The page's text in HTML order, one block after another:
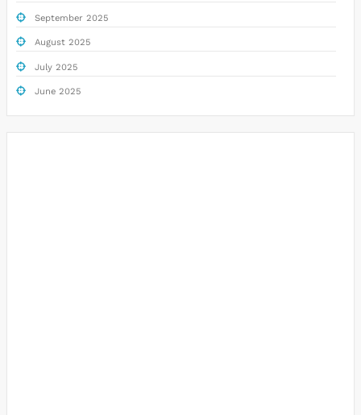
September 2025
August 2025
July 2025
June 2025